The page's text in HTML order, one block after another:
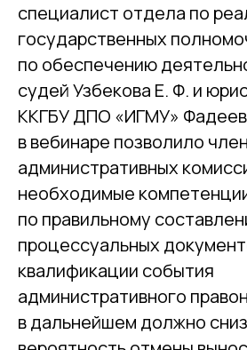
специалист отдела по
государственных
по обеспечению
судей Узбекова Е. Ф. и
ККГБУ ДПО «ИГМУ»
в вебинаре позволило
административных
необходимые
по правильному
процессуальных
квалификации события
административного
в дальнейшем должно